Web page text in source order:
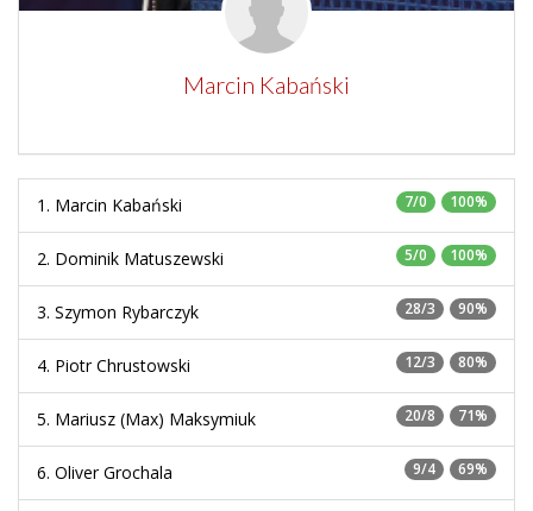
Marcin Kabański
1. Marcin Kabański 100%
7/0
2. Dominik Matuszewski 100%
5/0
3. Szymon Rybarczyk 90%
28/3
4. Piotr Chrustowski 80%
12/3
5. Mariusz (Max) Maksymiuk 71%
20/8
6. Oliver Grochala 69%
9/4